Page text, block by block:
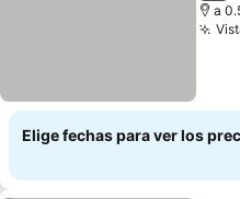
a
Elige fechas para ver los